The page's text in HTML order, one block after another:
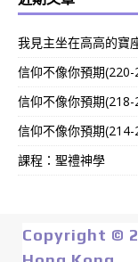
我見主坐在高高的寶
信仰不像你預期
信仰不像你預期
信仰不像你預期
課程：聖禮神學
Copyright ©